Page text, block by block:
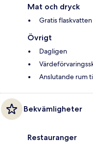
Mat och dryck
Gratis flaskvatten
Övrigt
Dagligen
Anslutande rum
Bekvämligheter
Restauranger